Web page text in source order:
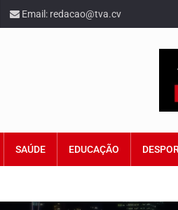
Email: redacao@tva.cv
SAÚDE EDUCAÇÃO